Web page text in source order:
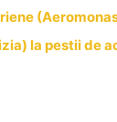
la pestii de